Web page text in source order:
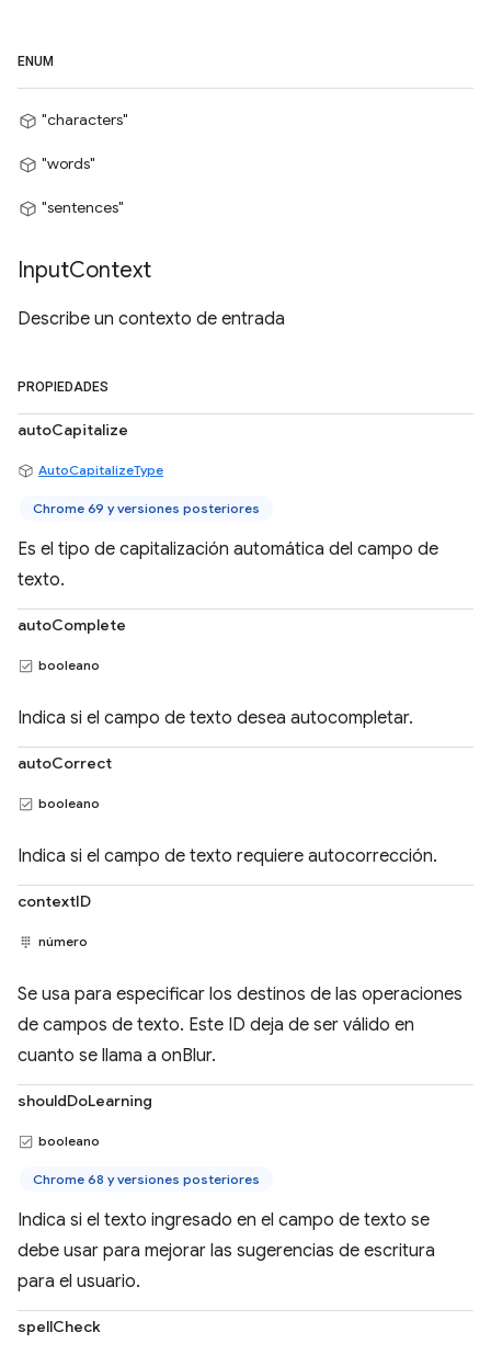
ENUM
"characters"
"words"
"sentences"
InputContext
Describe un contexto de entrada
PROPIEDADES
autoCapitalize
AutoCapitalizeType
Chrome 69 y versiones posteriores
Es el tipo de capitalización automática del campo de
texto.
autoComplete
booleano
Indica si el campo de texto desea autocompletar.
autoCorrect
booleano
Indica si el campo de texto requiere autocorrección.
contextID
número
Se usa para especificar los destinos de las operaciones
de campos de texto. Este ID deja de ser válido en
cuanto se llama a onBlur.
shouldDoLearning
booleano
Chrome 68 y versiones posteriores
Indica si el texto ingresado en el campo de texto se
debe usar para mejorar las sugerencias de escritura
para el usuario.
spellCheck